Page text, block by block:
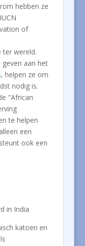
hebben ze
of
ter wereld.
aan het
, helpen ze om
nodig is.
"African
te helpen
een
ook een
in India
katoen en